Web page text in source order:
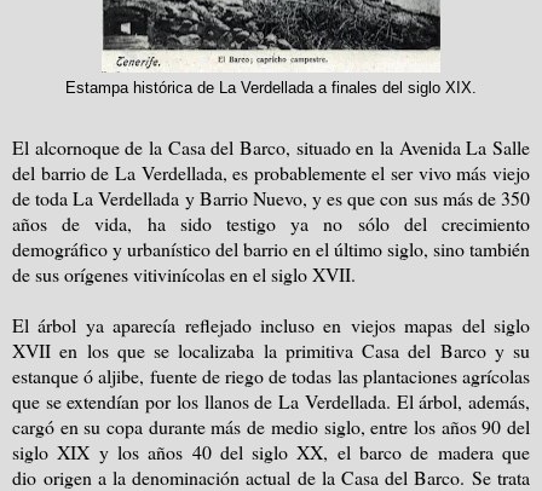
Estampa histórica de La Verdellada a finales del siglo XIX.
El alcornoque de la Casa del Barco, situado en la Avenida La Salle
del barrio de La Verdellada, es probablemente el ser vivo más viejo
de toda La Verdellada y Barrio Nuevo, y es que con sus más de 350
años de vida, ha sido testigo ya no sólo del crecimiento
demográfico y urbanístico del barrio en el último siglo, sino también
de sus orígenes vitivinícolas en el siglo XVII.
El árbol ya aparecía reflejado incluso en viejos mapas del siglo
XVII en los que se localizaba la primitiva Casa del Barco y su
estanque ó aljibe, fuente de riego de todas las plantaciones agrícolas
que se extendían por los llanos de La Verdellada. El árbol, además,
cargó en su copa durante más de medio siglo, entre los años 90 del
siglo XIX y los años 40 del siglo XX, el barco de madera que
dio origen a la denominación actual de la Casa del Barco. Se trata